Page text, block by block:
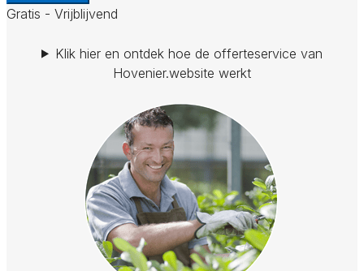
Gratis - Vrijblijvend
Klik hier en ontdek hoe de offerteservice van
Hovenier.website werkt